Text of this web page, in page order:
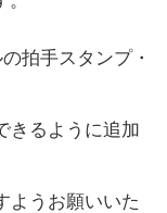
拍手スタンプ・
きるように追加
ようお願いいた